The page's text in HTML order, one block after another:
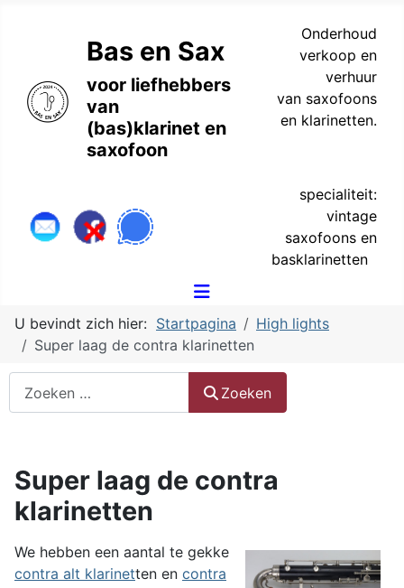
Bas en Sax
voor liefhebbers
van
(bas)klarinet en
saxofoon
Onderhoud
verkoop en
verhuur
van saxofoons
en klarinetten.
specialiteit:
vintage
saxofoons en
basklarinetten
U bevindt zich hier: Startpagina
High lights
Super laag de contra klarinetten
Zoeken
Zoeken
Super laag de contra
klarinetten
We hebben een aantal te gekke
contra alt klarinetten en contra